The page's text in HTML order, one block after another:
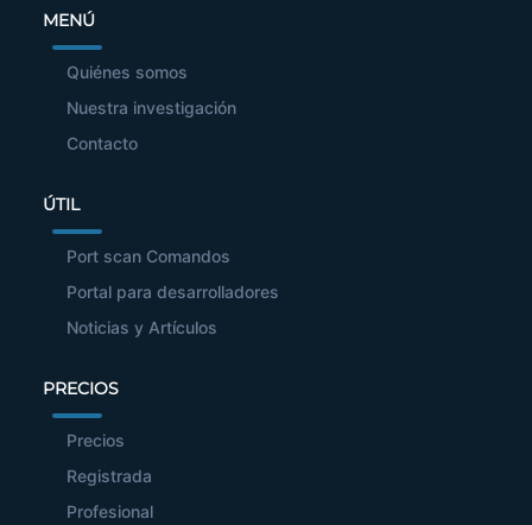
MENÚ
Quiénes somos
Nuestra investigación
Contacto
ÚTIL
Port scan Comandos
Portal para desarrolladores
Noticias y Artículos
PRECIOS
Precios
Registrada
Profesional